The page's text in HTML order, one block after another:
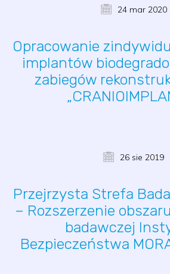
24 mar 2020
Opracowanie
implantów
zabiegów
26 sie 2019
Przejrzysta Strefa
– Rozszerzenie
badawczej
Bezpieczeństwa